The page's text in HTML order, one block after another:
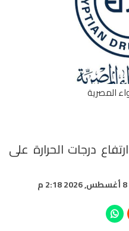
المصرية
درجات الحرارة على